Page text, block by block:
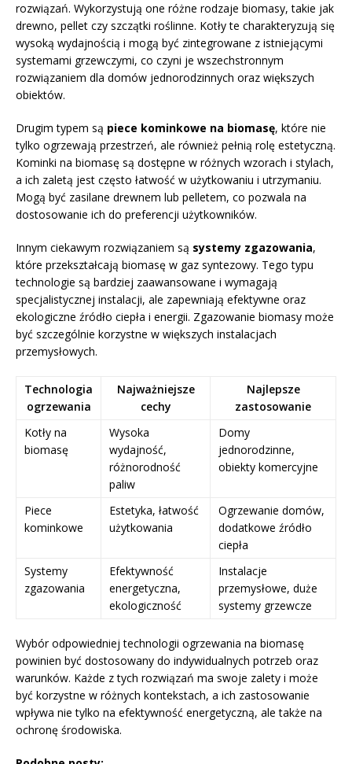
rozwiązań. Wykorzystują one różne rodzaje biomasy, takie jak
drewno, pellet czy szczątki roślinne. Kotły te charakteryzują się
wysoką wydajnością i mogą być zintegrowane z istniejącymi
systemami grzewczymi, co czyni je wszechstronnym
rozwiązaniem dla domów jednorodzinnych oraz większych
obiektów.
Drugim typem są piece kominkowe na biomasę, które nie
tylko ogrzewają przestrzeń, ale również pełnią rolę estetyczną.
Kominki na biomasę są dostępne w różnych wzorach i stylach,
a ich zaletą jest często łatwość w użytkowaniu i utrzymaniu.
Mogą być zasilane drewnem lub pelletem, co pozwala na
dostosowanie ich do preferencji użytkowników.
Innym ciekawym rozwiązaniem są systemy zgazowania,
które przekształcają biomasę w gaz syntezowy. Tego typu
technologie są bardziej zaawansowane i wymagają
specjalistycznej instalacji, ale zapewniają efektywne oraz
ekologiczne źródło ciepła i energii. Zgazowanie biomasy może
być szczególnie korzystne w większych instalacjach
przemysłowych.
Technologia
ogrzewania
Najważniejsze
cechy
Najlepsze
zastosowanie
Kotły na
biomasę
Wysoka
wydajność,
różnorodność
paliw
Domy
jednorodzinne,
obiekty komercyjne
Piece
kominkowe
Estetyka, łatwość
użytkowania
Ogrzewanie domów,
dodatkowe źródło
ciepła
Systemy
zgazowania
Efektywność
energetyczna,
ekologiczność
Instalacje
przemysłowe, duże
systemy grzewcze
Wybór odpowiedniej technologii ogrzewania na biomasę
powinien być dostosowany do indywidualnych potrzeb oraz
warunków. Każde z tych rozwiązań ma swoje zalety i może
być korzystne w różnych kontekstach, a ich zastosowanie
wpływa nie tylko na efektywność energetyczną, ale także na
ochronę środowiska.